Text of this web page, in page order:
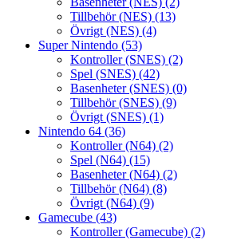
Tillbehör (NES) (13)
Övrigt (NES) (4)
Super Nintendo (53)
Kontroller (SNES) (2)
Spel (SNES) (42)
Basenheter (SNES) (0)
Tillbehör (SNES) (9)
Övrigt (SNES) (1)
Nintendo 64 (36)
Kontroller (N64) (2)
Spel (N64) (15)
Basenheter (N64) (2)
Tillbehör (N64) (8)
Övrigt (N64) (9)
Gamecube (43)
Kontroller (Gamecube) (2)